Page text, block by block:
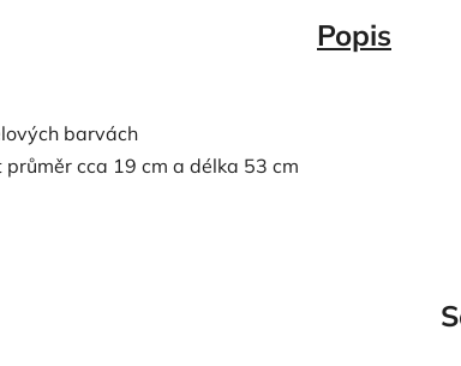
Popis
barvách
průměr cca 19 cm a délka 53 cm